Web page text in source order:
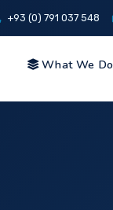
+93 (0) 791 037 548
What We Do